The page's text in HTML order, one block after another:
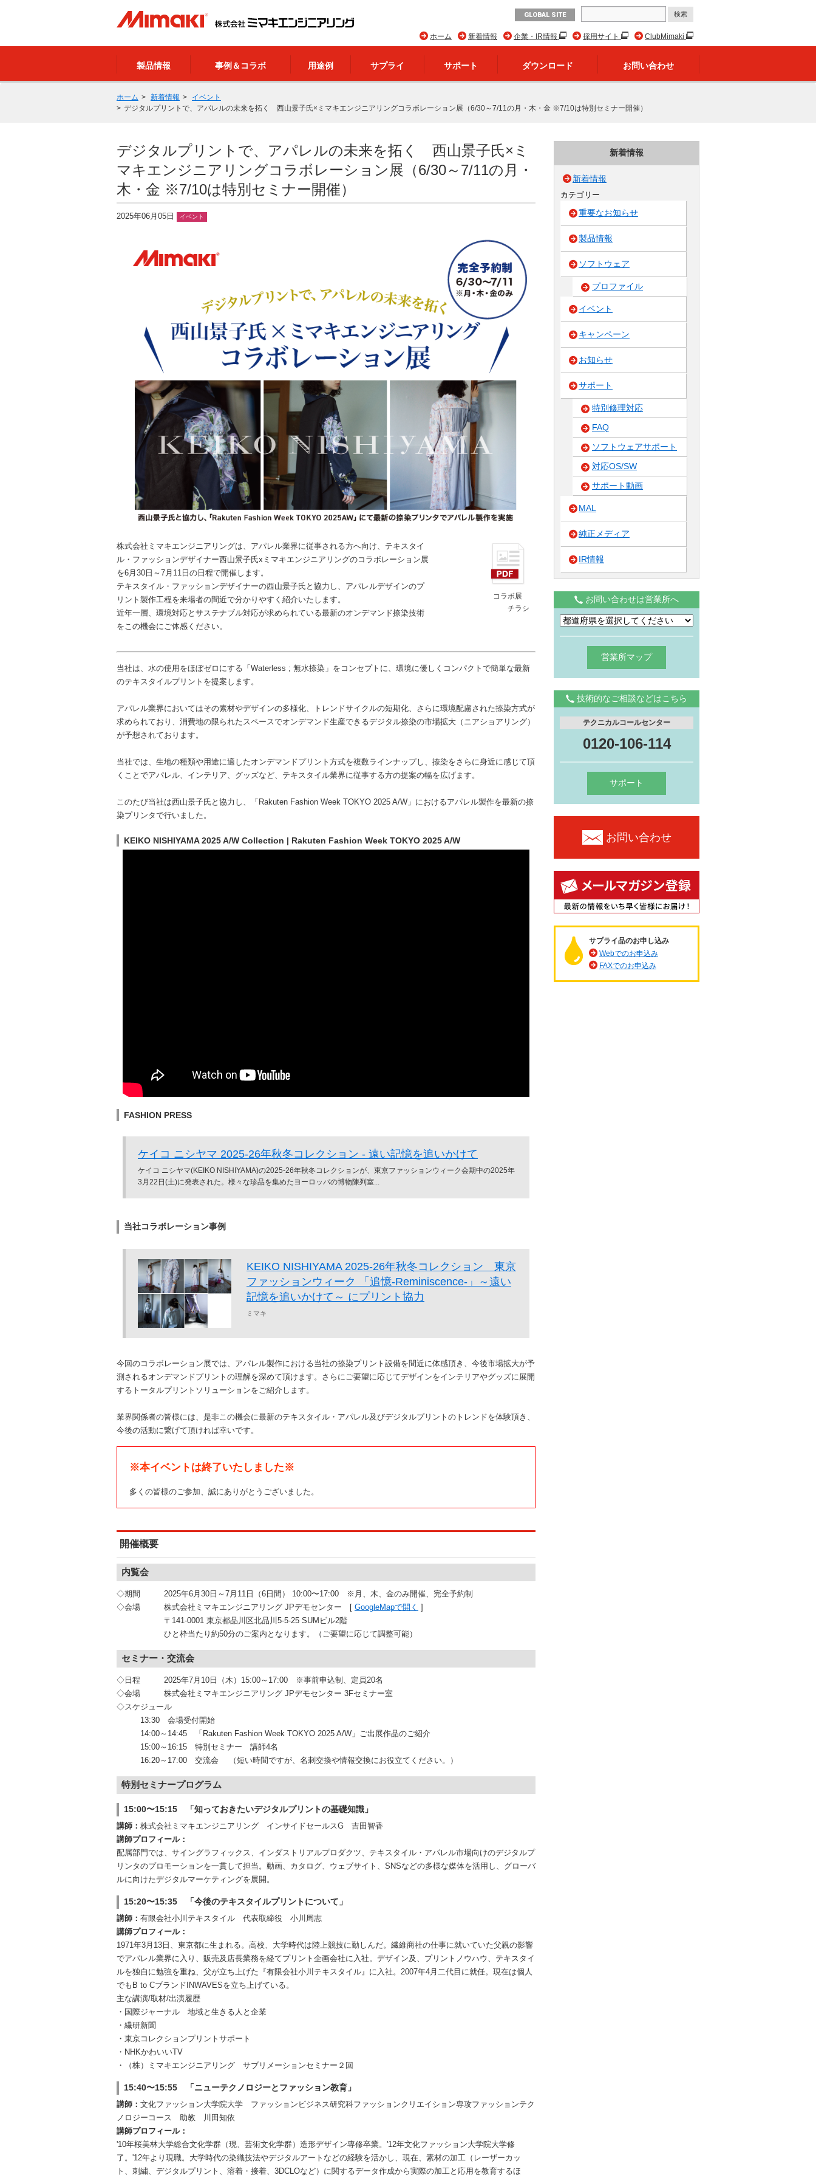
GLOBAL SITE
ClubMimaki
採用サイト
企業・IR情報
新着情報
ホーム
製品情報 事例＆コラボ 用途例 サプライ サポート ダウンロード お問い合わせ
ホーム 新着情報
イベント
デジタルプリントで、アパレルの未来を拓く 西山景子氏×ミマキエンジニアリングコラボレーション展（6/30～7/11の月・木・金 ※7/10は特別セミナー開催）
デジタルプリントで、アパレルの未来を拓く 西山景子氏×ミ
マキエンジニアリングコラボレーション展（6/30～7/11の月・
木・金 ※7/10は特別セミナー開催）
2025年06月05日 イベント
株式会社ミマキエンジニアリングは、アパレル業界に従事される方へ向け、テキスタイ
ル・ファッションデザイナー西山景子氏xミマキエンジニアリングのコラボレーション展
を6月30日～7月11日の日程で開催します。
テキスタイル・ファッションデザイナーの西山景子氏と協力し、アパレルデザインのプ
リント製作工程を来場者の間近で分かりやすく紹介いたします。
近年一層、環境対応とサステナブル対応が求められている最新のオンデマンド捺染技術
をこの機会にご体感ください。
コラボ展
チラシ
当社は、水の使用をほぼゼロにする「Waterless ; 無水捺染」をコンセプトに、環境に優しくコンパクトで簡単な最新
のテキスタイルプリントを提案します。
アパレル業界においてはその素材やデザインの多様化、トレンドサイクルの短期化、さらに環境配慮された捺染方式が
求められており、消費地の限られたスペースでオンデマンド生産できるデジタル捺染の市場拡大（ニアショアリング）
が予想されております。
当社では、生地の種類や用途に適したオンデマンドプリント方式を複数ラインナップし、捺染をさらに身近に感じて頂
くことでアパレル、インテリア、グッズなど、テキスタイル業界に従事する方の提案の幅を広げます。
このたび当社は西山景子氏と協力し、「Rakuten Fashion Week TOKYO 2025 A/W」におけるアパレル製作を最新の捺
染プリンタで行いました。
KEIKO NISHIYAMA 2025 A/W Collection | Rakuten Fashion Week TOKYO 2025 A/W
FASHION PRESS
ケイコ ニシヤマ 2025-26年秋冬コレクション - 遠い記憶を追いかけて
ケイコ ニシヤマ(KEIKO NISHIYAMA)の2025-26年秋冬コレクションが、東京ファッションウィーク会期中の2025年
3月22日(土)に発表された。様々な珍品を集めたヨーロッパの博物陳列室...
当社コラボレーション事例
KEIKO NISHIYAMA 2025-26年秋冬コレクション 東京
ファッションウィーク 「追憶-Reminiscence-」～遠い
記憶を追いかけて～ にプリント協力
ミマキ
今回のコラボレーション展では、アパレル製作における当社の捺染プリント設備を間近に体感頂き、今後市場拡大が予
測されるオンデマンドプリントの理解を深めて頂けます。さらにご要望に応じてデザインをインテリアやグッズに展開
するトータルプリントソリューションをご紹介します。
業界関係者の皆様には、是非この機会に最新のテキスタイル・アパレル及びデジタルプリントのトレンドを体験頂き、
今後の活動に繋げて頂ければ幸いです。
※本イベントは終了いたしました※
多くの皆様のご参加、誠にありがとうございました。
開催概要
内覧会
◇期間 2025年6月30日～7月11日（6日間） 10:00〜17:00 ※月、木、金のみ開催、完全予約制
◇会場 株式会社ミマキエンジニアリング JPデモセンター [ GoogleMapで開く ]
〒141-0001 東京都品川区北品川5-5-25 SUMビル2階
ひと枠当たり約50分のご案内となります。（ご要望に応じて調整可能）
セミナー・交流会
◇日程 2025年7月10日（木）15:00～17:00 ※事前申込制、定員20名
◇会場 株式会社ミマキエンジニアリング JPデモセンター 3Fセミナー室
◇スケジュール
13:30 会場受付開始
14:00～14:45 「Rakuten Fashion Week TOKYO 2025 A/W」ご出展作品のご紹介
15:00～16:15 特別セミナー 講師4名
16:20～17:00 交流会 （短い時間ですが、名刺交換や情報交換にお役立てください。）
特別セミナープログラム
15:00〜15:15 「知っておきたいデジタルプリントの基礎知識」
講師： 株式会社ミマキエンジニアリング インサイドセールスG 吉田智香
講師プロフィール：
配属部門では、サイングラフィックス、インダストリアルプロダクツ、テキスタイル・アパレル市場向けのデジタルプ
リンタのプロモーションを一貫して担当。動画、カタログ、ウェブサイト、SNSなどの多様な媒体を活用し、グローバ
ルに向けたデジタルマーケティングを展開。
15:20〜15:35 「今後のテキスタイルプリントについて」
講師： 有限会社小川テキスタイル 代表取締役 小川周志
講師プロフィール：
1971年3月13日、東京都に生まれる。高校、大学時代は陸上競技に勤しんだ。繊維商社の仕事に就いていた父親の影響
でアパレル業界に入り、販売及店長業務を経てプリント企画会社に入社。デザイン及、プリントノウハウ、テキスタイ
ルを独自に勉強を重ね、父が立ち上げた『有限会社小川テキスタイル』に入社。2007年4月二代目に就任。現在は個人
でもB to CブランドINWAVESを立ち上げている。
主な講演/取材/出演履歴
・国際ジャーナル 地域と生きる人と企業
・繊研新聞
・東京コレクションプリントサポート
・NHKかわいいTV
・（株）ミマキエンジニアリング サブリメーションセミナー２回
15:40〜15:55 「ニューテクノロジーとファッション教育」
講師： 文化ファッション大学院大学 ファッションビジネス研究科ファッションクリエイション専攻ファッションテク
ノロジーコース 助教 川田知依
講師プロフィール：
'10年桜美林大学総合文化学群（現、芸術文化学群）造形デザイン専修卒業。'12年文化ファッション大学院大学修
了。'12年より現職。大学時代の染織技法やデジタルアートなどの経験を活かし、現在、素材の加工（レーザーカッ
ト、刺繍、デジタルプリント、溶着・接着、3DCLOなど）に関するデータ作成から実際の加工と応用を教育するほ
新着情報
新着情報
カテゴリー
重要なお知らせ
製品情報
ソフトウェア
プロファイル
イベント
キャンペーン
お知らせ
サポート
特別修理対応
FAQ
ソフトウェアサポート
対応OS/SW
サポート動画
MAL
純正メディア
IR情報
お問い合わせは営業所へ
営業所マップ
技術的なご相談などはこちら
テクニカルコールセンター
0120-106-114
サポート
お問い合わせ
サプライ品のお申し込み
Webでのお申込み
FAXでのお申込み